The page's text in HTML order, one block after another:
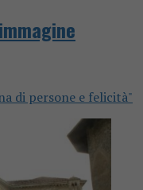
di persone e felicità"